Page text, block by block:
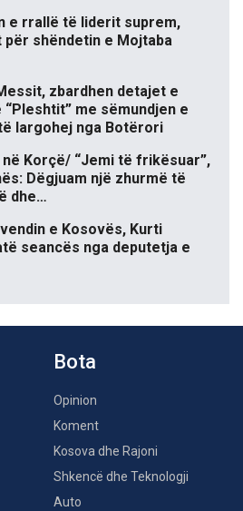
e rrallë të liderit suprem,
shëndetin e Mojtaba
zbardhen detajet e
me sëmundjen e
largohej nga Botërori
Korçë/ “Jemi të frikësuar”,
Dëgjuam një zhurmë të
dhe…
e Kosovës, Kurti
seancës nga deputetja e
Bota
Opinion
Koment
Kosova dhe Rajoni
Shkencë dhe Teknologji
Auto